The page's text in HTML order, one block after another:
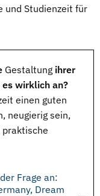
und Studienzeit für
Gestaltung ihrer
wirklich an?
einen guten
neugierig sein,
praktische
Frage an:
Dream